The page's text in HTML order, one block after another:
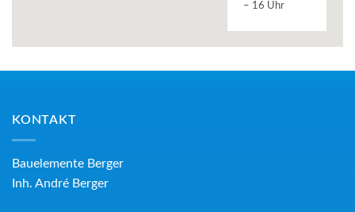
– 16 Uhr
KONTAKT
Bauelemente Berger
Inh. André Berger